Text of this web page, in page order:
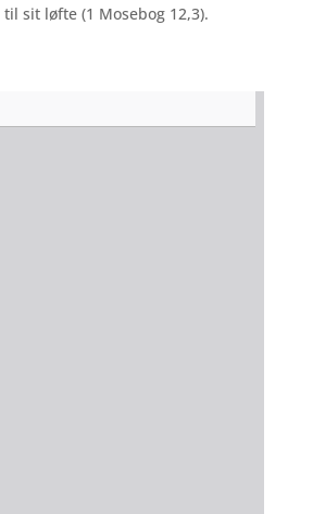
sit løfte (1 Mosebog 12,3).